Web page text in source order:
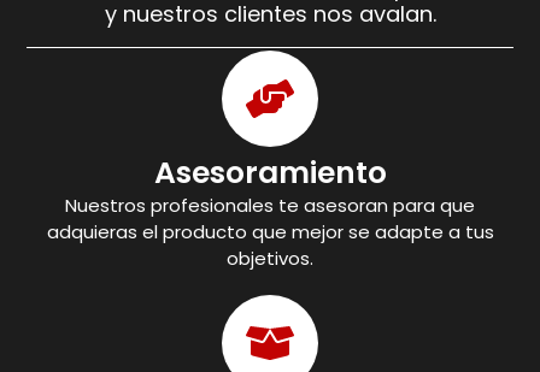
y nuestros clientes nos avalan.
Asesoramiento
Nuestros profesionales te asesoran para que
adquieras el producto que mejor se adapte a tus
objetivos.